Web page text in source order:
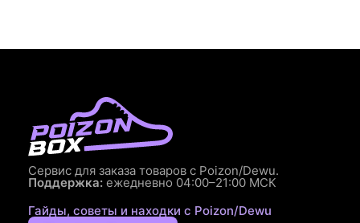
Сервис для заказа товаров с Poizon/Dewu.
Поддержка: ежедневно 04:00–21:00 МСК
Гайды, советы и находки с Poizon/Dewu